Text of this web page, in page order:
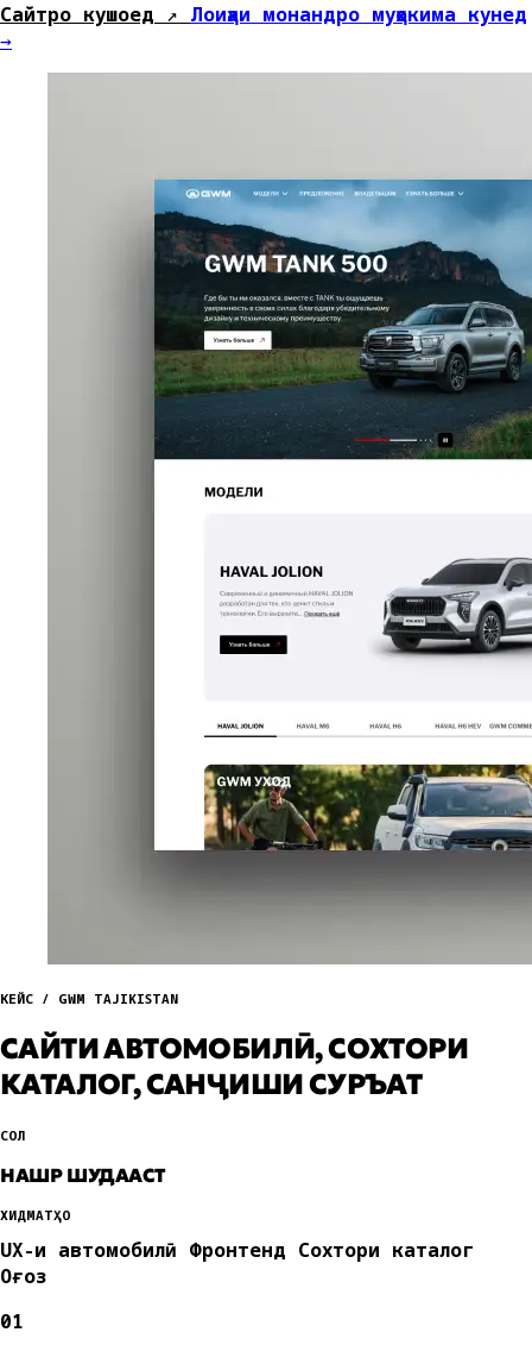
Сайтро кушоед ↗ Лоиҳаи монандро муҳокима кунед
→
КЕЙС / GWM TAJIKISTAN
САЙТИ АВТОМОБИЛӢ, СОХТОРИ
КАТАЛОГ, САНҶИШИ СУРЪАТ
СОЛ
НАШР ШУДААСТ
ХИДМАТҲО
UX-и автомобилӣ Фронтенд Сохтори каталог
Оғоз
01